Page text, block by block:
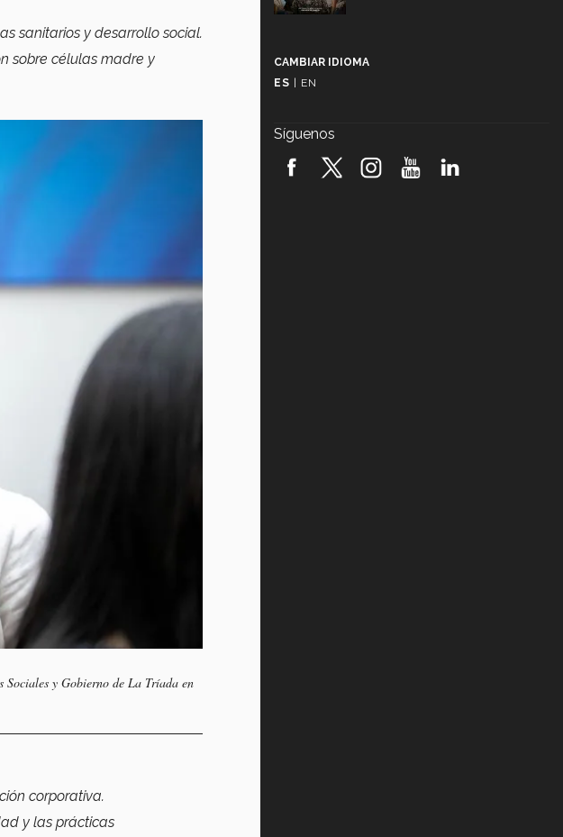
sanitarios y desarrollo social.
sobre células madre y
y Gobierno de La Tríada en
corporativa.
y las prácticas
robótica FIRST 2026! (video)
CAMBIAR IDIOMA
ES | EN
Síguenos